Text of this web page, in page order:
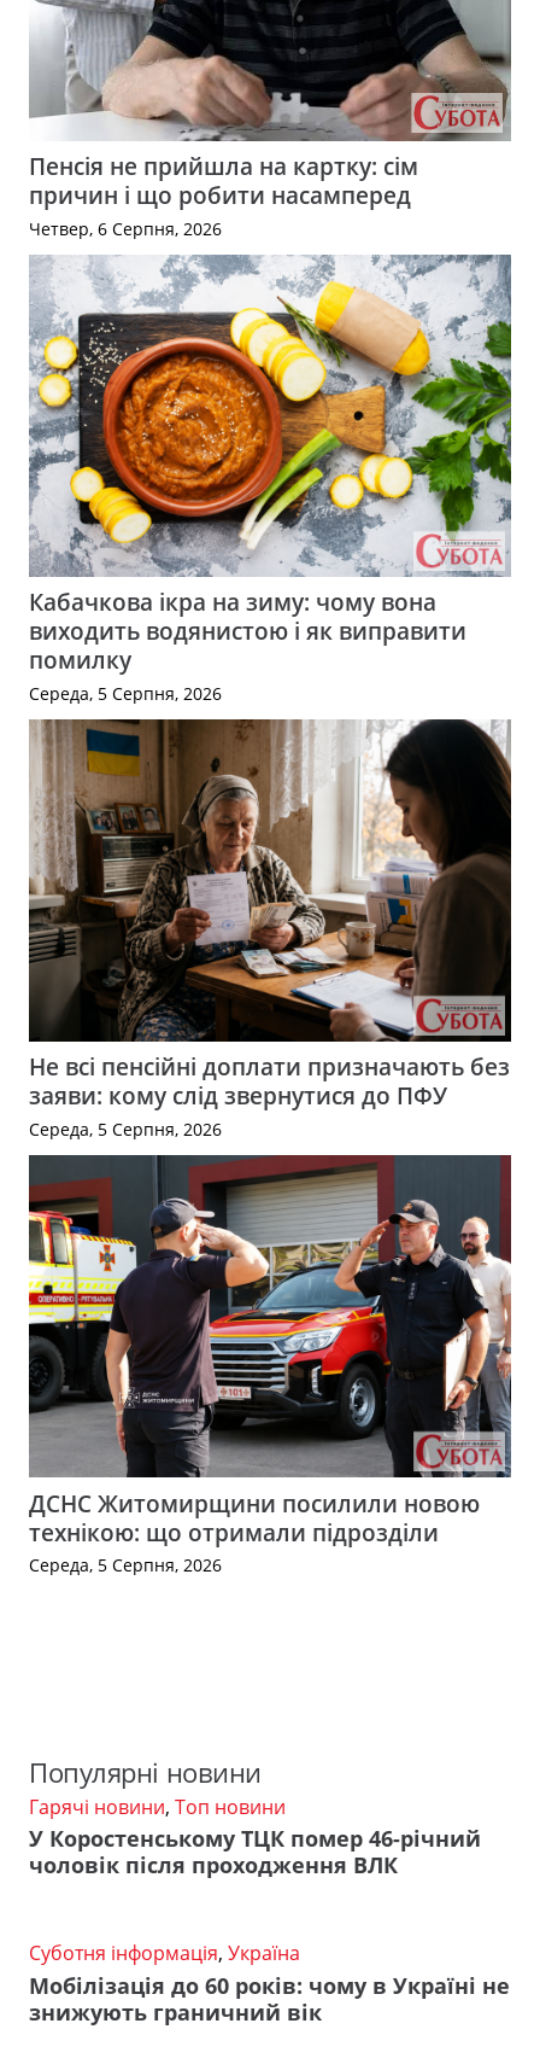
Пенсія не прийшла на картку: сім
причин і що робити насамперед
Четвер, 6 Серпня, 2026
Кабачкова ікра на зиму: чому вона
виходить водянистою і як виправити
помилку
Середа, 5 Серпня, 2026
Не всі пенсійні доплати призначають без
заяви: кому слід звернутися до ПФУ
Середа, 5 Серпня, 2026
ДСНС Житомирщини посилили новою
технікою: що отримали підрозділи
Середа, 5 Серпня, 2026
Популярні новини
Гарячі новини, Топ новини
У Коростенському ТЦК помер 46-річний
чоловік після проходження ВЛК
Суботня інформація, Україна
Мобілізація до 60 років: чому в Україні не
знижують граничний вік